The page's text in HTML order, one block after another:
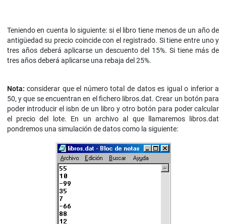
Teniendo en cuenta lo siguiente: si el libro tiene menos de un año de
antigüedad su precio coincide con el registrado. Si tiene entre uno y
tres años deberá aplicarse un descuento del 15%. Si tiene más de
tres años deberá aplicarse una rebaja del 25%.
Nota: considerar que el número total de datos es igual o inferior a
50, y que se encuentran en el fichero libros.dat. Crear un botón para
poder introducir el isbn de un libro y otro botón para poder calcular
el precio del lote. En un archivo al que llamaremos libros.dat
pondremos una simulación de datos como la siguiente: